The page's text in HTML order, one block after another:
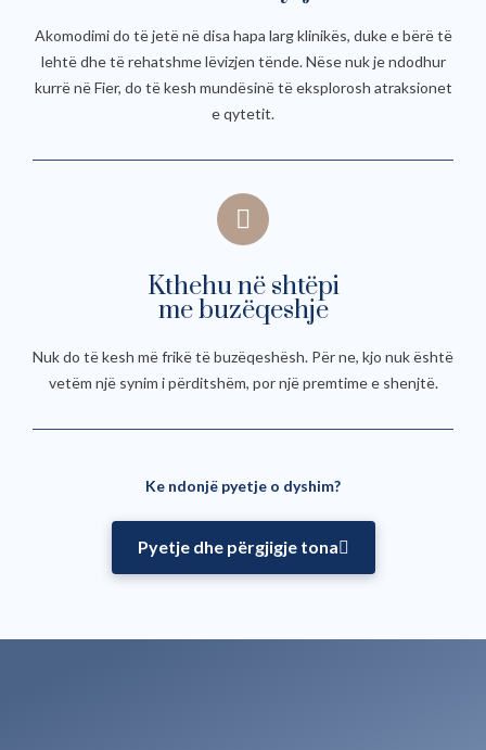
Akomodimi do të jetë në disa hapa larg klinikës, duke e bërë të
lehtë dhe të rehatshme lëvizjen tënde. Nëse nuk je ndodhur
kurrë në Fier, do të kesh mundësinë të eksplorosh atraksionet
e qytetit.
Kthehu në shtëpi
me buzëqeshje
Nuk do të kesh më frikë të buzëqeshësh. Për ne, kjo nuk është
vetëm një synim i përditshëm, por një premtime e shenjtë.
Ke ndonjë pyetje o dyshim?
Pyetje dhe përgjigje tona